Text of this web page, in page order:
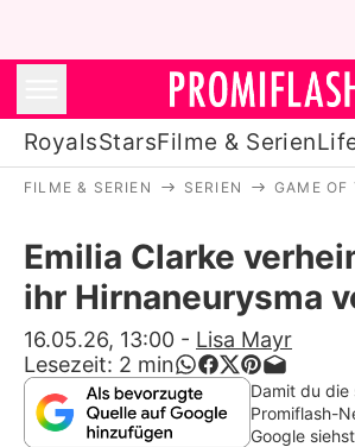
RoyalsStarsFilme & Serien
Stars
Filme & Serien
Lifestyle
Familie & Liebe
FILME & SERIEN SERIEN GAME OF
Emilia Clarke
ihr Hirnaneurysma
16.05.26, 13:00 - Lisa Mayr
Lesezeit: 2 min
Damit du die
Promiflash-
Google